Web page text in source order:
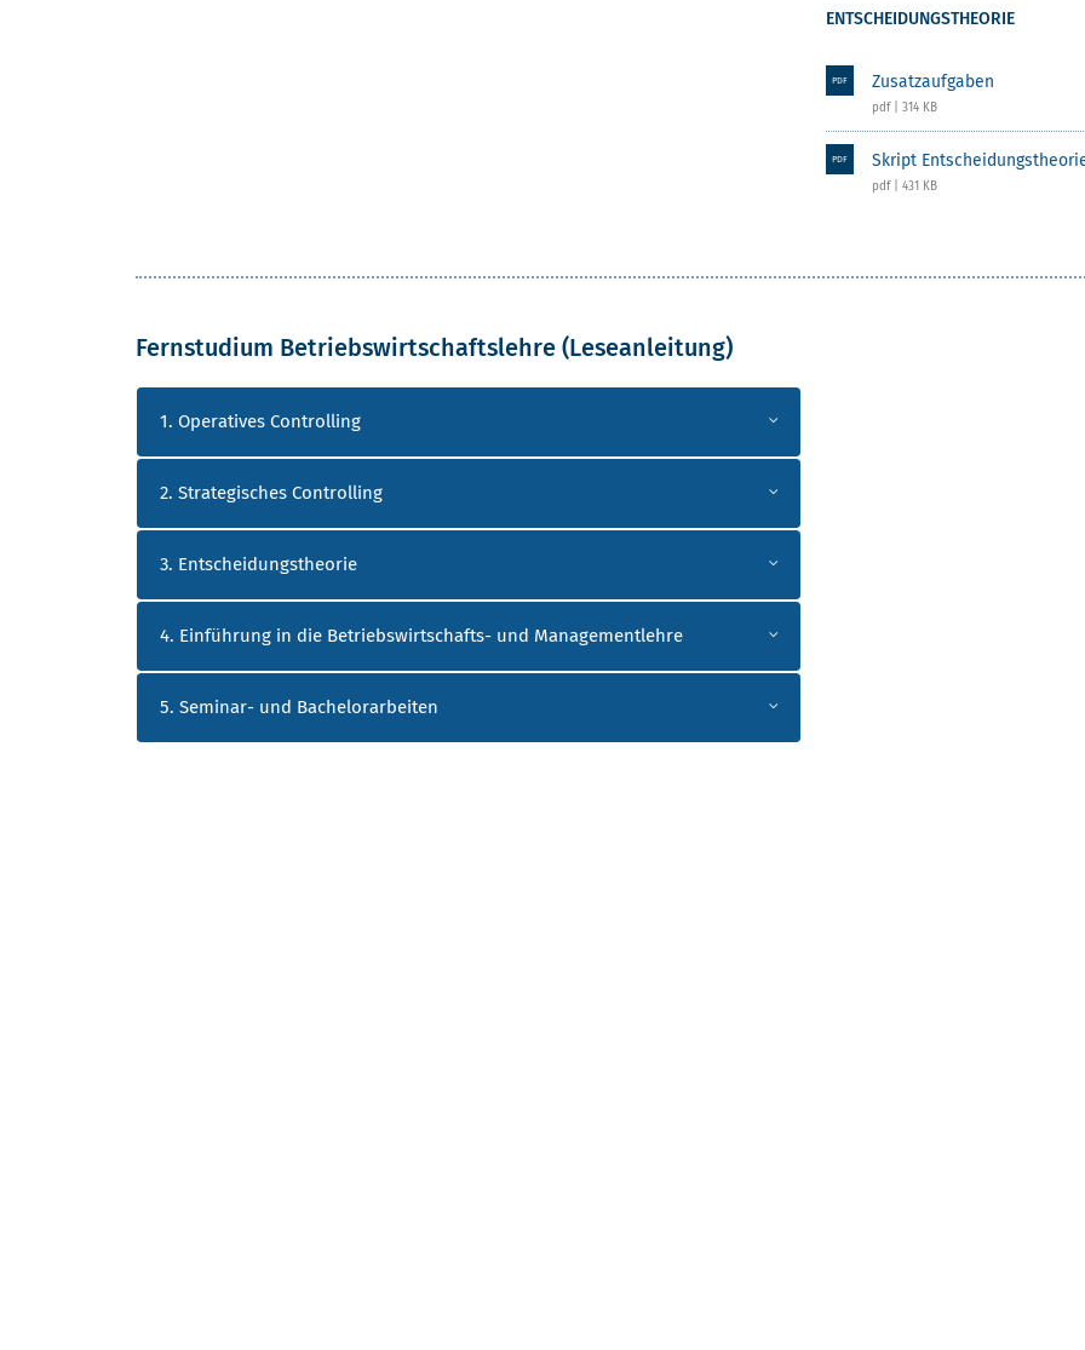
ENTSCHEIDUNGSTHEORIE
PDF Zusatzaufgaben
pdf | 314 KB
PDF Skript
pdf | 431 KB
Fernstudium Betriebswirtschaftslehre (Leseanleitung)
1. Operatives Controlling
2. Strategisches Controlling
3. Entscheidungstheorie
4. Einführung in die Betriebswirtschafts- und Managementlehre
5. Seminar- und Bachelorarbeiten